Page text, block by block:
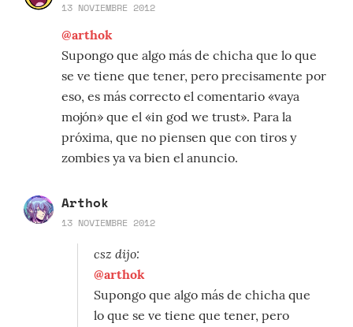
13 NOVIEMBRE 2012
@arthok
Supongo que algo más de chicha que lo que
se ve tiene que tener, pero precisamente por
eso, es más correcto el comentario «vaya
mojón» que el «in god we trust». Para la
próxima, que no piensen que con tiros y
zombies ya va bien el anuncio.
Arthok
13 NOVIEMBRE 2012
csz dijo:
@arthok
Supongo que algo más de chicha que
lo que se ve tiene que tener, pero